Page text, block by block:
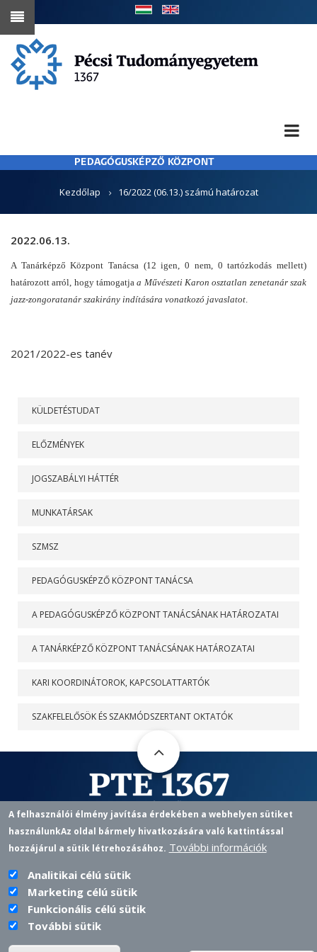
Ugrás
tartalomra
PEDAGÓGUSKÉPZŐ KÖZPONT
Kezdőlap 16/2022 (06.13.) számú határozat
2022.06.13.
A Tanárképző Központ Tanácsa (12 igen, 0 nem, 0 tartózkodás mellett)
határozott arról, hogy támogatjaa Művészeti Karon osztatlan zenetanár szak
jazz-zongoratanár szakirány indítására vonatkozó javaslatot.
2021/2022-es tanév
KÜLDETÉSTUDAT
ELŐZMÉNYEK
JOGSZABÁLYI HÁTTÉR
MUNKATÁRSAK
SZMSZ
PEDAGÓGUSKÉPZŐ KÖZPONT TANÁCSA
A PEDAGÓGUSKÉPZŐ KÖZPONT TANÁCSÁNAK HATÁROZATAI
A TANÁRKÉPZŐ KÖZPONT TANÁCSÁNAK HATÁROZATAI
KARI KOORDINÁTOROK, KAPCSOLATTARTÓK
SZAKFELELŐSÖK ÉS SZAKMÓDSZERTANT OKTATÓK
Pedagógusképző Központ
7622 PÉCS, VASVÁRI P. U. 4.
A felhasználói élmény javítása érdekében a webhelyen sütiket
használunkAz oldal bármely hivatkozására való kattintással
hozzájárul a sütik létrehozásához. További információk
Analitikai célú sütik
Marketing célú sütik
Funkcionális célú sütik
További sütik